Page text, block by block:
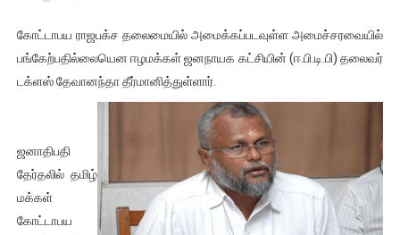
தடுப்பூசியை பெற்றுக் கொள்ளக் கூடிய இடங்கள்...
சிறுமியை பாலியல் வன்கொடுமை செய்த முதியவருக்கு
பிரபல நடிகை தூக்கிட்டு தற்கொலை!
வடிவேலுவுக்கு நீதிமன்றம் விதித்துள்ள அதிரடி உத்தரவு!
தியாகதீபம் லெப்.கேணல் திலீபன், கேணல் சங்கர் ஆகியோரின்
கோட்டாபய ராஜபக்ச தலைமையில் அமைக்கப்படவுள்ள அமைச்சரவையில்
பங்கேற்பதில்லையென ஈழமக்கள் ஜனநாயக கட்சியின் (ஈ.பி.டி.பி) தலைவர்
டக்ளஸ் தேவானந்தா தீர்மானித்துள்ளார்.
ஜனாதிபதி
தேர்தலில் தமிழ்
மக்கள்
கோட்டாபய